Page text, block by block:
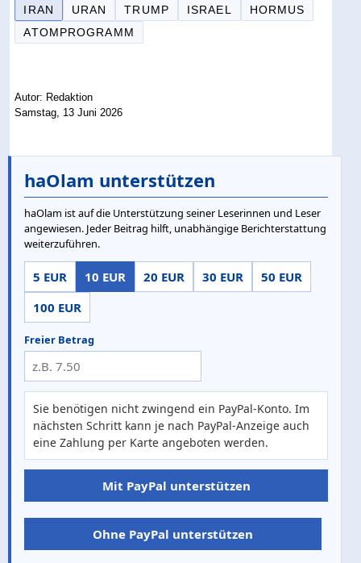
IRAN URAN TRUMP ISRAEL
HORMUS
ATOMPROGRAMM
Autor: Redaktion
Samstag, 13 Juni 2026
haOlam unterstützen
haOlam ist auf die Unterstützung seiner Leserinnen und Leser
angewiesen. Jeder Beitrag hilft, unabhängige Berichterstattung
weiterzuführen.
5 EUR 10 EUR 20 EUR 30 EUR
50 EUR
100 EUR
Freier Betrag
Sie benötigen nicht zwingend ein PayPal-Konto. Im
nächsten Schritt kann je nach PayPal-Anzeige auch
eine Zahlung per Karte angeboten werden.
Mit PayPal unterstützen
Ohne PayPal unterstützen